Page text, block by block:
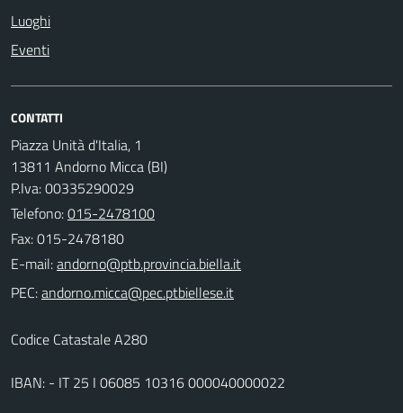
Luoghi
Eventi
CONTATTI
Piazza Unità d'Italia, 1
13811 Andorno Micca (BI)
P.Iva: 00335290029
Telefono:015-2478100
Fax: 015-2478180
E-mail:
PEC:
Codice Catastale A280
IBAN: - IT 25 I 06085 10316 000040000022